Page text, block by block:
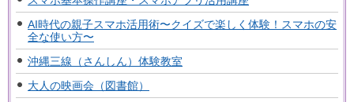
AI時代の親子スマホ活用術〜クイズで楽しく体験！スマホの安
全な使い方〜
沖縄三線（さんしん）体験教室
大人の映画会（図書館）